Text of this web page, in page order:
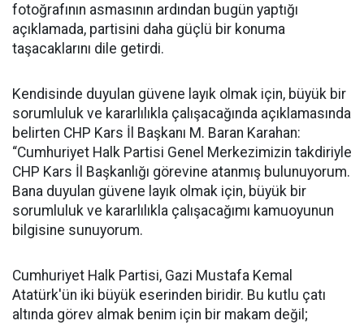
fotoğrafının asmasının ardından bugün yaptığı
açıklamada, partisini daha güçlü bir konuma
taşacaklarını dile getirdi.
Kendisinde duyulan güvene layık olmak için, büyük bir
sorumluluk ve kararlılıkla çalışacağında açıklamasında
belirten CHP Kars İl Başkanı M. Baran Karahan:
“Cumhuriyet Halk Partisi Genel Merkezimizin takdiriyle
CHP Kars İl Başkanlığı görevine atanmış bulunuyorum.
Bana duyulan güvene layık olmak için, büyük bir
sorumluluk ve kararlılıkla çalışacağımı kamuoyunun
bilgisine sunuyorum.
Cumhuriyet Halk Partisi, Gazi Mustafa Kemal
Atatürk'ün iki büyük eserinden biridir. Bu kutlu çatı
altında görev almak benim için bir makam değil;